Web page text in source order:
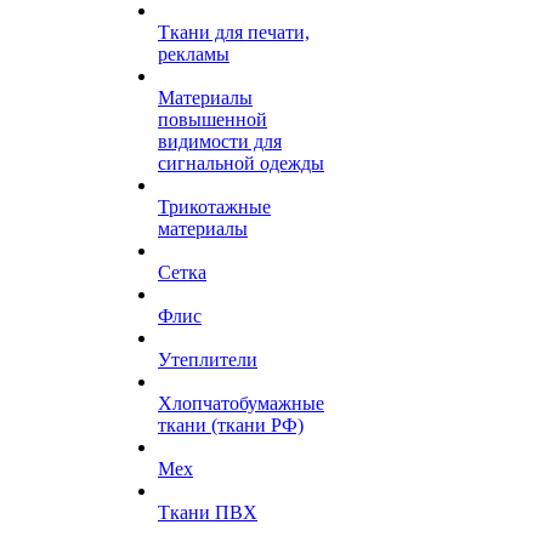
Ткани для печати,
рекламы
Материалы
повышенной
видимости для
сигнальной одежды
Трикотажные
материалы
Сетка
Флис
Утеплители
Хлопчатобумажные
ткани (ткани РФ)
Мех
Ткани ПВХ